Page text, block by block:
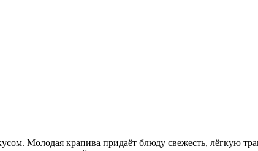
Молодая крапива придаёт блюду свежесть, лёгкую